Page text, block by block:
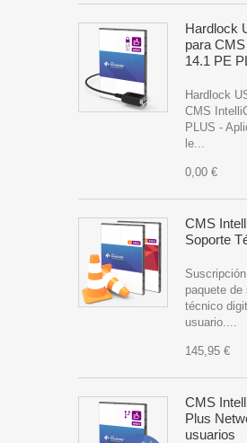
Hardlock
para
14.1 PE
Hardlock
CMS
PLUS -
le...
0,00 €
CMS
Soporte
paquete de
técnico
usuario....
145,95 €
CMS
Plus
usuarios